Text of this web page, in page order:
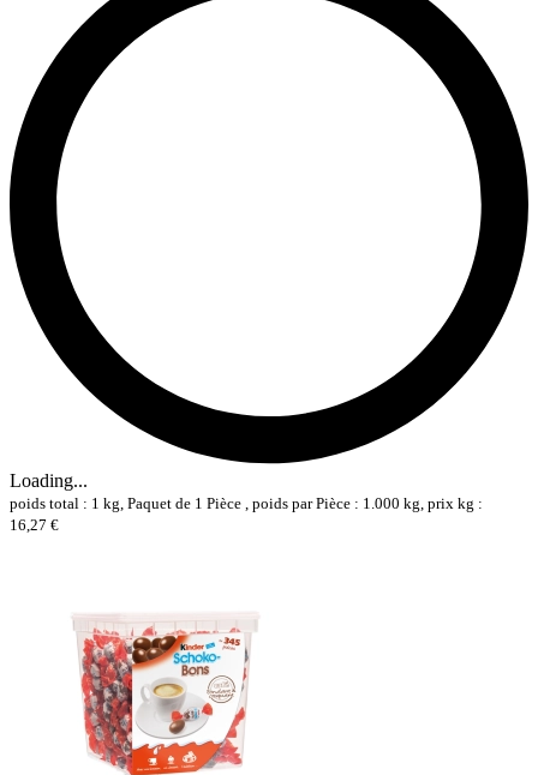
Loading...
poids total : 1 kg, Paquet de 1 Pièce , poids par Pièce : 1.000 kg, prix kg :
16,27 €